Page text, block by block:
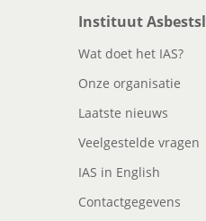
Instituut
Wat doet het IAS?
Onze organisatie
Laatste nieuws
Veelgestelde vragen
IAS in English
Contactgegevens